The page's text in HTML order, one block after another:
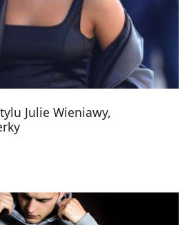
Julie Wieniawy,